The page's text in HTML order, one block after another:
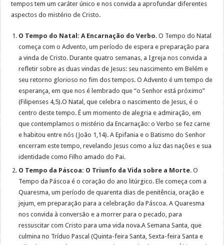
tempos tem um caráter único e nos convida a aprofundar diferentes
aspectos do mistério de Cristo.
O Tempo do Natal: A Encarnação do Verbo. O Tempo do Natal
começa com o Advento, um período de espera e preparação para
a vinda de Cristo. Durante quatro semanas, a Igreja nos convida a
refletir sobre as duas vindas de Jesus: seu nascimento em Belém e
seu retorno glorioso no fim dos tempos. O Advento é um tempo de
esperança, em que nos é lembrado que “o Senhor está próximo”
(Filipenses 4,5).O Natal, que celebra o nascimento de Jesus, é o
centro deste tempo. É um momento de alegria e admiração, em
que contemplamos o mistério da Encarnação: o Verbo se fez carne
e habitou entre nós (João 1,14). A Epifania e o Batismo do Senhor
encerram este tempo, revelando Jesus como a luz das nações e sua
identidade como Filho amado do Pai.
O Tempo da Páscoa: O Triunfo da Vida sobre a Morte. O
Tempo da Páscoa é o coração do ano litúrgico. Ele começa com a
Quaresma, um período de quarenta dias de penitência, oração e
jejum, em preparação para a celebração da Páscoa. A Quaresma
nos convida à conversão e a morrer para o pecado, para
ressuscitar com Cristo para uma vida nova.A Semana Santa, que
culmina no Tríduo Pascal (Quinta-feira Santa, Sexta-feira Santa e